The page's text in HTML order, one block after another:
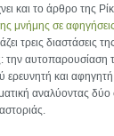
και το άρθρο της
μνήμης σε
τρεις διαστάσεις
την αυτοπαρουσίαση
ερευνητή και
αναλύοντας δύο